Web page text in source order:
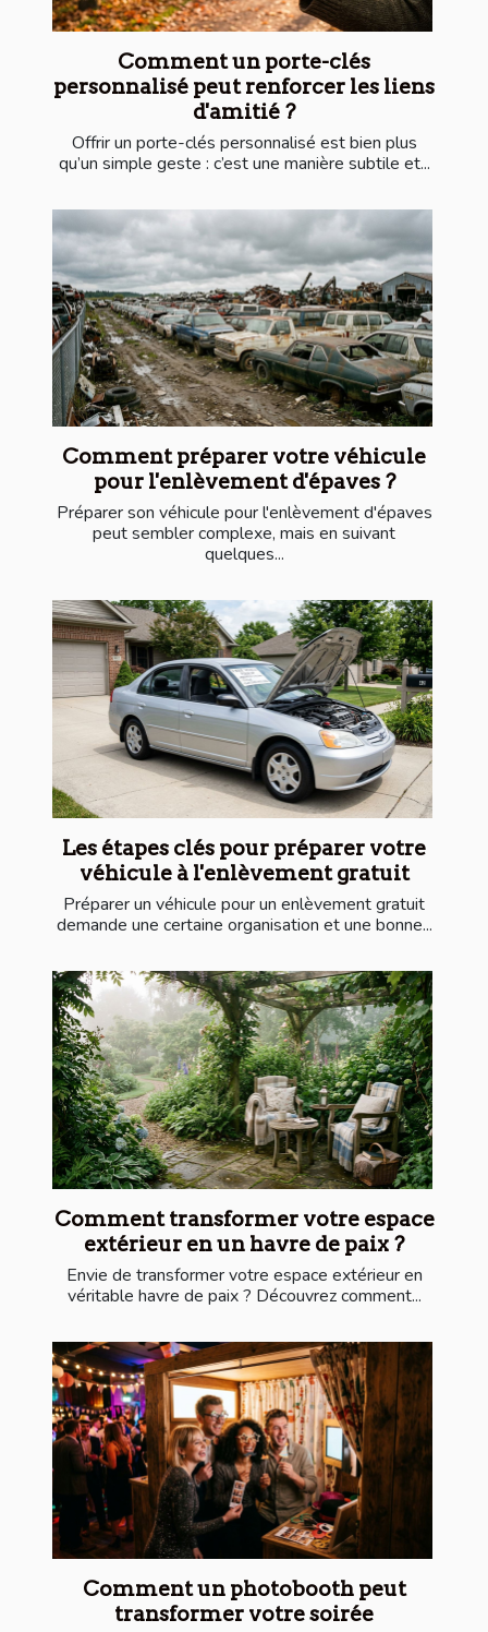
Comment un porte-clés
personnalisé peut renforcer les liens
d'amitié ?
Offrir un porte-clés personnalisé est bien plus
qu’un simple geste : c’est une manière subtile et...
Comment préparer votre véhicule
pour l'enlèvement d'épaves ?
Préparer son véhicule pour l'enlèvement d'épaves
peut sembler complexe, mais en suivant
quelques...
Les étapes clés pour préparer votre
véhicule à l'enlèvement gratuit
Préparer un véhicule pour un enlèvement gratuit
demande une certaine organisation et une bonne...
Comment transformer votre espace
extérieur en un havre de paix ?
Envie de transformer votre espace extérieur en
véritable havre de paix ? Découvrez comment...
Comment un photobooth peut
transformer votre soirée